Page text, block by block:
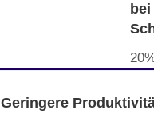
Geringere